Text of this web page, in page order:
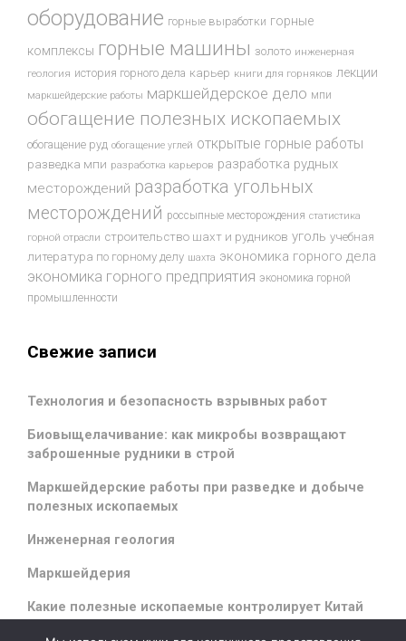
оборудование горные выработки горные
комплексы горные машины золото инженерная
геология история горного дела карьер книги для горняков лекции
маркшейдерские работы маркшейдерское дело мпи
обогащение полезных ископаемых
обогащение руд обогащение углей открытые горные работы
разведка мпи разработка карьеров разработка рудных
месторождений разработка угольных
месторождений россыпные месторождения статистика
горной отрасли строительство шахт и рудников уголь учебная
литература по горному делу шахта экономика горного дела
экономика горного предприятия экономика горной
промышленности
Свежие записи
Технология и безопасность взрывных работ
Биовыщелачивание: как микробы возвращают
заброшенные рудники в строй
Маркшейдерские работы при разведке и добыче
полезных ископаемых
Инженерная геология
Маркшейдерия
Какие полезные ископаемые контролирует Китай